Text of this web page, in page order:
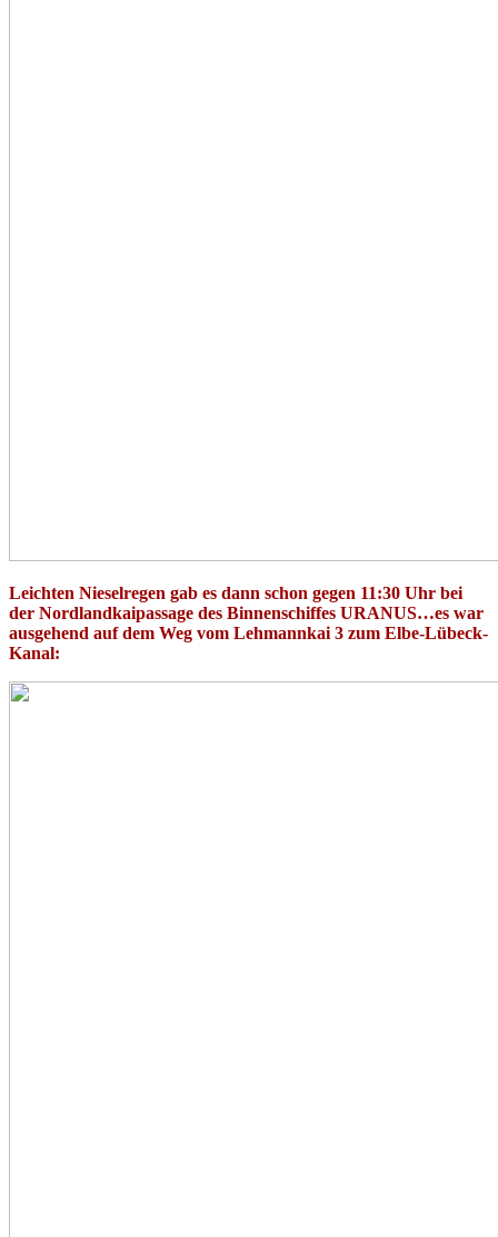
Leichten Nieselregen gab es dann schon gegen 11:30 Uhr bei
der Nordlandkaipassage des Binnenschiffes URANUS…es war
ausgehend auf dem Weg vom Lehmannkai 3 zum Elbe-Lübeck-
Kanal: